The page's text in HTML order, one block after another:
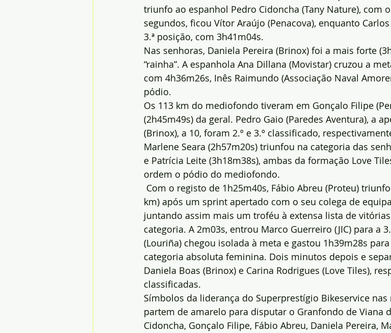
triunfo ao espanhol Pedro Cidoncha (Tany Nature), com
segundos, ficou Vítor Araújo (Penacova), enquanto
3.ª posição, com 3h41m04s.
Nas senhoras, Daniela Pereira (Brinox) foi a mais forte
“rainha”. A espanhola Ana Dillana (Movistar) cruzou a
com 4h36m26s, Inês Raimundo (Associação Naval
pódio.
Os 113 km do mediofondo tiveram em Gonçalo Filipe
(2h45m49s) da geral. Pedro Gaio (Paredes Aventura), a
(Brinox), a 10, foram 2.º e 3.º classificado,
Marlene Seara (2h57m20s) triunfou na categoria das
e Patrícia Leite (3h18m38s), ambas da formação Love
ordem o pódio do mediofondo.
Com o registo de 1h25m40s, Fábio Abreu (Proteu)
km) após um sprint apertado com o seu colega de
juntando assim mais um troféu à extensa lista de
categoria. A 2m03s, entrou Marco Guerreiro (JIC) para a
(Louriña) chegou isolada à meta e gastou 1h39m28s
categoria absoluta feminina. Dois minutos depois e
Daniela Boas (Brinox) e Carina Rodrigues (Love Tiles),
classificadas.
Símbolos da liderança do Superprestígio Bikeservice nas
partem de amarelo para disputar o Granfondo de Viana
Cidoncha, Gonçalo Filipe, Fábio Abreu, Daniela Pereira,